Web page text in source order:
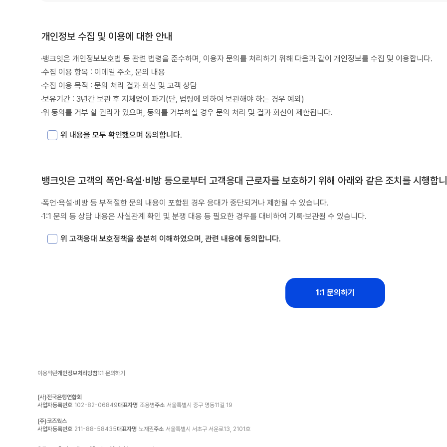
개인정보 수집 및 이용에 대한 안내
뱅크잇은 개인정보보호법 등 관련 법령을 준수하며, 이용자 문의를 처리하기 위해 다음과 같이 개인정보를 수집 및 이용합니다.
수집 이용 항목 : 이메일 주소, 문의 내용
수집 이용 목적 : 문의 처리 결과 회신 및 고객 상담
보유기간 : 3년간 보관 후 지체없이 파기(단, 법령에 의하여 보관해야 하는 경우 예외)
위 동의를 거부 할 권리가 있으며, 동의를 거부하실 경우 문의 처리 및 결과 회신이 제한됩니다.
위 내용을 모두 확인했으며 동의합니다.
뱅크잇은 고객의 폭언·욕설·비방 등으로부터 고객응대 근로자를 보호하기 위해 아래와 같은 조치를 시행합
폭언·욕설·비방 등 부적절한 문의 내용이 포함된 경우 응대가 중단되거나 제한될 수 있습니다.
1:1 문의 등 상담 내용은 사실관계 확인 및 분쟁 대응 등 필요한 경우를 대비하여 기록·보관될 수 있습니다.
위 고객응대 보호정책을 충분히 이해하였으며, 관련 내용에 동의합니다.
1:1 문의하기
이용약관개인정보처리방침1:1 문의하기
(사)전국은행연합회
사업자등록번호 102-82-06849대표자명 조용병주소 서울특별시 중구 명동11길 19
(주)코즈웍스
사업자등록번호 211-88-58435대표자명 노재권주소 서울특별시 서초구 서운로13, 2101호